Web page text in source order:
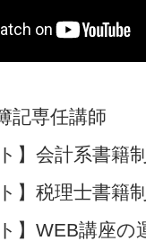
記専任講師
】会計系書籍
】税理士書籍
】WEB講座の